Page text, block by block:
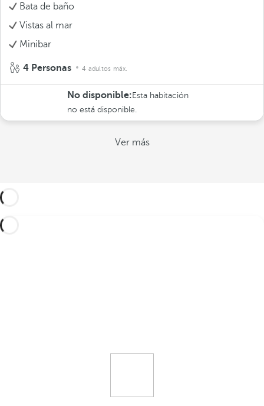
Bata de baño
Vistas al mar
Minibar
4 Personas 4 adultos máx.
No disponible:Esta habitación
no está disponible.
Ver más